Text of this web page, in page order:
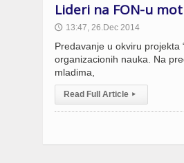
Lideri na FON-u
🕔 13:47, 26.Dec 2014
Predavanje u okviru
organizacionih nauka. Na
mladima,
Read Full Article ▸